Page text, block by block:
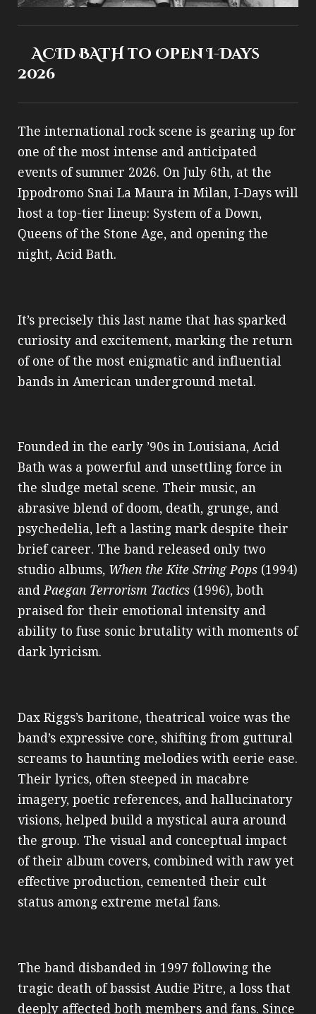
ACID BATH to Open I-Days
2026
The international rock scene is gearing up for
one of the most intense and anticipated
events of summer 2026. On July 6th, at the
Ippodromo Snai La Maura in Milan, I-Days will
host a top-tier lineup: System of a Down,
Queens of the Stone Age, and opening the
night, Acid Bath.
It’s precisely this last name that has sparked
curiosity and excitement, marking the return
of one of the most enigmatic and influential
bands in American underground metal.
Founded in the early ’90s in Louisiana, Acid
Bath was a powerful and unsettling force in
the sludge metal scene. Their music, an
abrasive blend of doom, death, grunge, and
psychedelia, left a lasting mark despite their
brief career. The band released only two
studio albums, When the Kite String Pops (1994)
andPaegan Terrorism Tactics (1996), both
praised for their emotional intensity and
ability to fuse sonic brutality with moments of
dark lyricism.
Dax Riggs’s baritone, theatrical voice was the
band’s expressive core, shifting from guttural
screams to haunting melodies with eerie ease.
Their lyrics, often steeped in macabre
imagery, poetic references, and hallucinatory
visions, helped build a mystical aura around
the group. The visual and conceptual impact
of their album covers, combined with raw yet
effective production, cemented their cult
status among extreme metal fans.
The band disbanded in 1997 following the
tragic death of bassist Audie Pitre, a loss that
deeply affected both members and fans. Since